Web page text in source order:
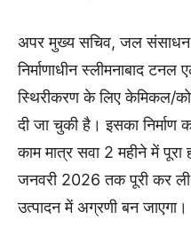
अपर मुख्य सचिव, जल संसाधन
निर्माणाधीन स्लीमनाबाद टनल
स्थिरीकरण के लिए केमिकल/
दी जा चुकी है। इसका निर्माण
काम मात्र सवा 2 महीने में पूरा
जनवरी 2026 तक पूरी कर ली
उत्पादन में अग्रणी बन जाएगा।